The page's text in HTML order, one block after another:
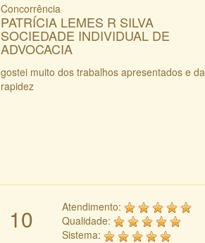
Concorrência
PATRÍCIA LEMES R SILVA
SOCIEDADE INDIVIDUAL DE
ADVOCACIA
gostei muito dos trabalhos apresentados e da
rapidez
10
Atendimento:
Qualidade:
Sistema: